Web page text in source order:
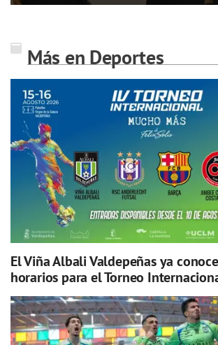
Más en Deportes
El Viña Albali Valdepeñas ya
horarios para el Torneo